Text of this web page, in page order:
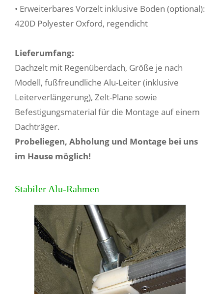
• Erweiterbares Vorzelt inklusive Boden (optional):
420D Polyester Oxford, regendicht
Lieferumfang:
Dachzelt mit Regenüberdach, Größe je nach
Modell, fußfreundliche Alu-Leiter (inklusive
Leiterverlängerung), Zelt-Plane sowie
Befestigungsmaterial für die Montage auf einem
Dachträger.
Probeliegen, Abholung und Montage bei uns
im Hause möglich!
Stabiler Alu-Rahmen